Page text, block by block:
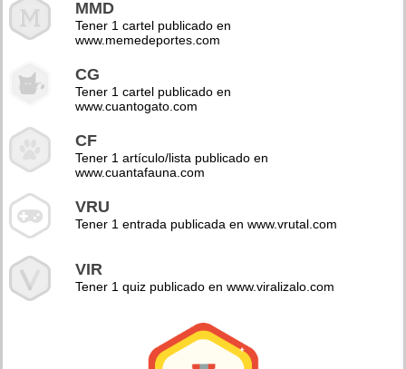
MMD
Tener 1 cartel publicado en
www.memedeportes.com
CG
Tener 1 cartel publicado en
www.cuantogato.com
CF
Tener 1 artículo/lista publicado en
www.cuantafauna.com
VRU
Tener 1 entrada publicada en www.vrutal.com
VIR
Tener 1 quiz publicado en www.viralizalo.com